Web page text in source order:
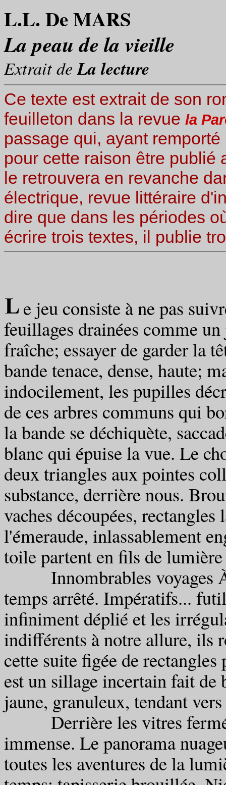
L.L. De MARS
La peau de la vieille
Extrait de La lecture
Ce texte est extrait de son
feuilleton dans la revue la
passage qui, ayant
pour cette raison être publié
le retrouvera en revanche
électrique, revue littéraire
dire que dans les périodes
écrire trois textes, il publie
e jeu consiste à ne pas
feuillages drainées comme
fraîche; essayer de garder la
bande tenace, dense, haute;
indocilement, les pupilles
de ces arbres communs qui
la bande se déchiquète,
blanc qui épuise la vue. Le
deux triangles aux pointes
substance, derrière nous.
vaches découpées,
l'émeraude, inlassablement
toile partent en fils de
Innombrables voyages À
temps arrêté. Impératifs...
infiniment déplié et les
indifférents à notre allure, ils
cette suite figée de
est un sillage incertain fait de
jaune, granuleux, tendant
Derrière les vitres
immense. Le panorama
toutes les aventures de la